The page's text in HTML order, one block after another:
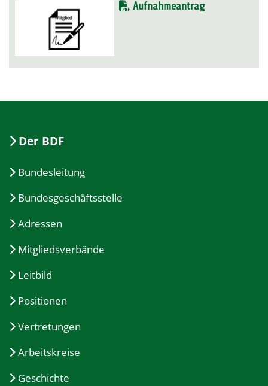
Aufnahmeantrag
Der BDF
Bundesleitung
Bundesgeschäftsstelle
Adressen
Mitgliedsverbände
Leitbild
Positionen
Vertretungen
Arbeitskreise
Geschichte